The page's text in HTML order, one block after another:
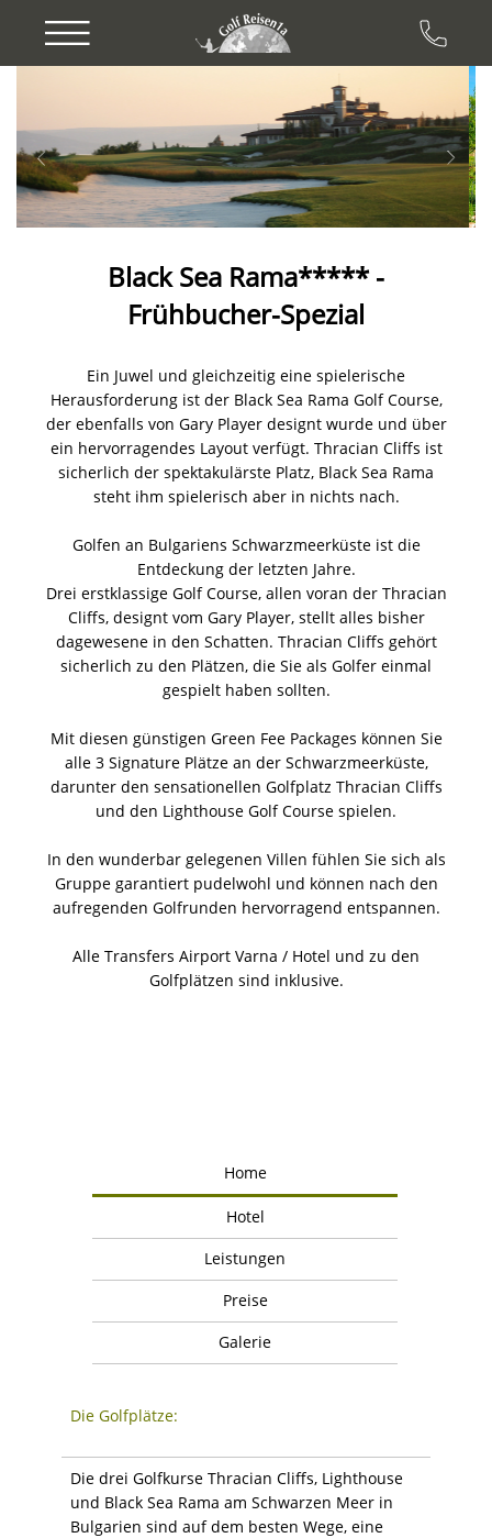
Black Sea Rama***** -
Frühbucher-Spezial
Ein Juwel und gleichzeitig eine spielerische
Herausforderung ist der Black Sea Rama Golf Course,
der ebenfalls von Gary Player designt wurde und über
ein hervorragendes Layout verfügt. Thracian Cliffs ist
sicherlich der spektakulärste Platz, Black Sea Rama
steht ihm spielerisch aber in nichts nach.
Golfen an Bulgariens Schwarzmeerküste ist die
Entdeckung der letzten Jahre.
Drei erstklassige Golf Course, allen voran der Thracian
Cliffs, designt vom Gary Player, stellt alles bisher
dagewesene in den Schatten. Thracian Cliffs gehört
sicherlich zu den Plätzen, die Sie als Golfer einmal
gespielt haben sollten.
Mit diesen günstigen Green Fee Packages können Sie
alle 3 Signature Plätze an der Schwarzmeerküste,
darunter den sensationellen Golfplatz Thracian Cliffs
und den Lighthouse Golf Course spielen.
In den wunderbar gelegenen Villen fühlen Sie sich als
Gruppe garantiert pudelwohl und können nach den
aufregenden Golfrunden hervorragend entspannen.
Alle Transfers Airport Varna / Hotel und zu den
Golfplätzen sind inklusive.
Home
Hotel
Leistungen
Preise
Galerie
Die Golfplätze:
Die drei Golfkurse Thracian Cliffs, Lighthouse
und Black Sea Rama am Schwarzen Meer in
Bulgarien sind auf dem besten Wege, eine